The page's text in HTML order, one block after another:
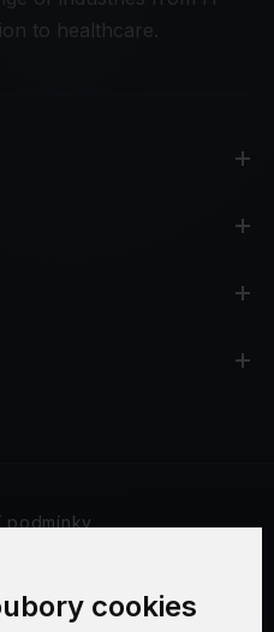
cookies
to healthcare.
podmínky